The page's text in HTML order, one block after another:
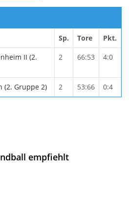
Sp. Tore Pkt.
II (2.
2 66:53 4:0
(2. Gruppe 2) 2 53:66 0:4
empfiehlt